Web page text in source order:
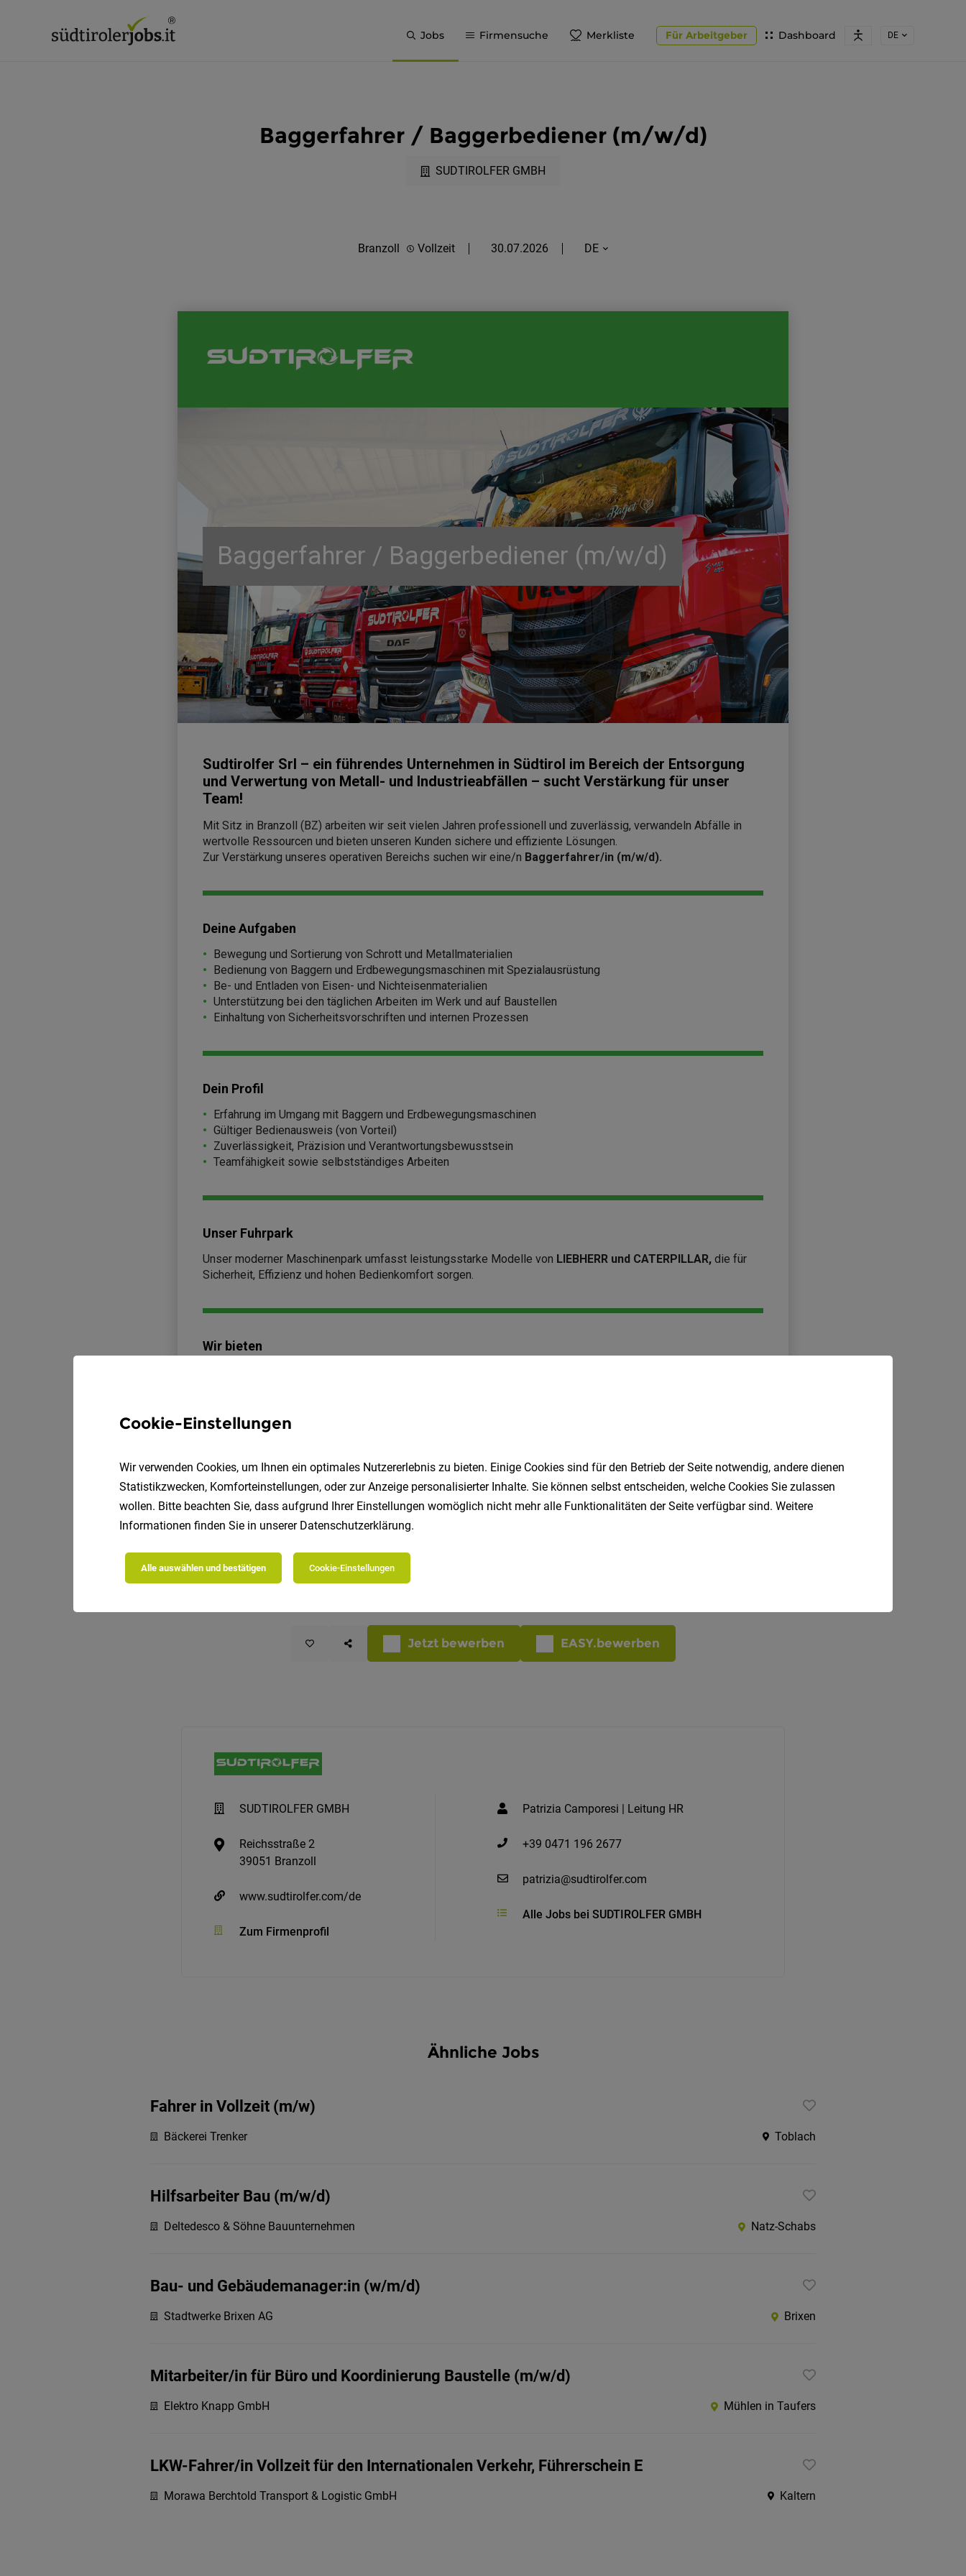
Jobs Firmensuche Merkliste Dashboard
Für Arbeitgeber DE
Baggerfahrer / Baggerbediener (m/w/d)
SUDTIROLFER GMBH
Branzoll Vollzeit 30.07.2026 DE
Jetzt bewerben EASY.bewerben
SUDTIROLFER GMBH
Reichsstraße 2
39051 Branzoll
www.sudtirolfer.com/de
Zum Firmenprofil
Patrizia Camporesi | Leitung HR
+39 0471 196 2677
patrizia@sudtirolfer.com
Alle Jobs bei SUDTIROLFER GMBH
Ähnliche Jobs
Fahrer in Vollzeit (m/w)
Bäckerei Trenker Toblach
Hilfsarbeiter Bau (m/w/d)
Deltedesco & Söhne Bauunternehmen Natz-Schabs
Bau- und Gebäudemanager:in (w/m/d)
Stadtwerke Brixen AG Brixen
Mitarbeiter/in für Büro und Koordinierung Baustelle (m/w/d)
Elektro Knapp GmbH Mühlen in Taufers
LKW-Fahrer/in Vollzeit für den Internationalen Verkehr, Führerschein E
Morawa Berchtold Transport & Logistic GmbH Kaltern
Cookie-Einstellungen
Wir verwenden Cookies, um Ihnen ein optimales Nutzererlebnis zu bieten. Einige Cookies sind für den Betrieb der Seite notwendig, andere dienen
Statistikzwecken, Komforteinstellungen, oder zur Anzeige personalisierter Inhalte. Sie können selbst entscheiden, welche Cookies Sie zulassen
wollen. Bitte beachten Sie, dass aufgrund Ihrer Einstellungen womöglich nicht mehr alle Funktionalitäten der Seite verfügbar sind. Weitere
Informationen finden Sie in unserer Datenschutzerklärung.
Alle auswählen und bestätigen Cookie-Einstellungen